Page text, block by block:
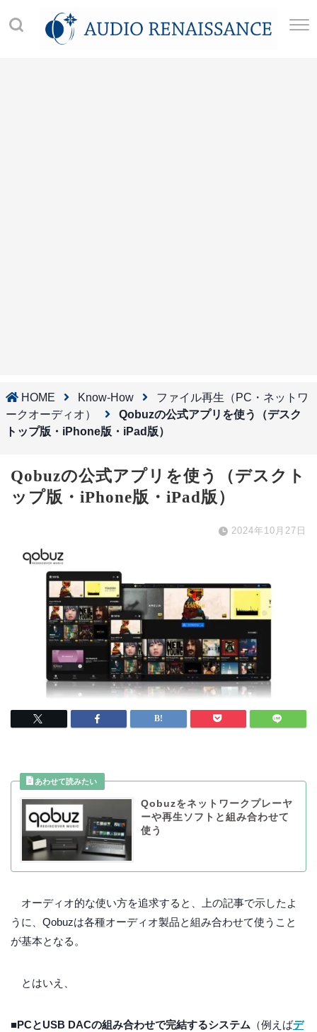
HOME Know-How
ファイル再生（PC・ネットワ
ークオーディオ）
Qobuzの公式アプリを使う（デスク
トップ版・iPhone版・iPad版）
Qobuzの公式アプリを使う（デスクト
ップ版・iPhone版・iPad版）
2024年10月27日
Qobuzをネットワークプレーヤ
ーや再生ソフトと組み合わせて
使う
オーディオ的な使い方を追求すると、上の記事で示したよ
うに、Qobuzは各種オーディオ製品と組み合わせて使うこと
が基本となる。
とはいえ、
■PCとUSB DACの組み合わせで完結するシステム （例えばデ